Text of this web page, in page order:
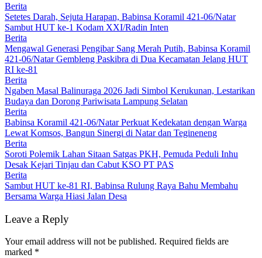
Berita
Setetes Darah, Sejuta Harapan, Babinsa Koramil 421-06/Natar
Sambut HUT ke-1 Kodam XXI/Radin Inten
Berita
Mengawal Generasi Pengibar Sang Merah Putih, Babinsa Koramil
421-06/Natar Gembleng Paskibra di Dua Kecamatan Jelang HUT
RI ke-81
Berita
Ngaben Masal Balinuraga 2026 Jadi Simbol Kerukunan, Lestarikan
Budaya dan Dorong Pariwisata Lampung Selatan
Berita
Babinsa Koramil 421-06/Natar Perkuat Kedekatan dengan Warga
Lewat Komsos, Bangun Sinergi di Natar dan Tegineneng
Berita
Soroti Polemik Lahan Sitaan Satgas PKH, Pemuda Peduli Inhu
Desak Kejari Tinjau dan Cabut KSO PT PAS
Berita
Sambut HUT ke-81 RI, Babinsa Rulung Raya Bahu Membahu
Bersama Warga Hiasi Jalan Desa
Leave a Reply
Your email address will not be published. Required fields are
marked *